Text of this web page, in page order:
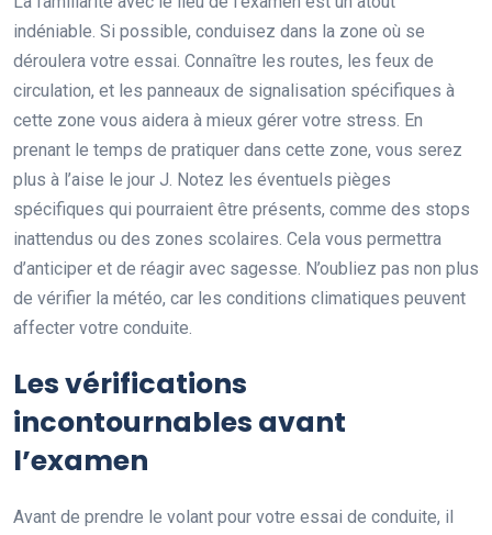
indéniable. Si possible, conduisez dans la zone où se
déroulera votre essai. Connaître les routes, les feux de
circulation, et les panneaux de signalisation spécifiques à
cette zone vous aidera à mieux gérer votre stress. En
prenant le temps de pratiquer dans cette zone, vous serez
plus à l’aise le jour J. Notez les éventuels pièges
spécifiques qui pourraient être présents, comme des stops
inattendus ou des zones scolaires. Cela vous permettra
d’anticiper et de réagir avec sagesse. N’oubliez pas non plus
de vérifier la météo, car les conditions climatiques peuvent
affecter votre conduite.
Les vérifications
incontournables avant
l’examen
Avant de prendre le volant pour votre essai de conduite, il